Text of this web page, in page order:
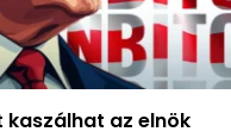
az elnök